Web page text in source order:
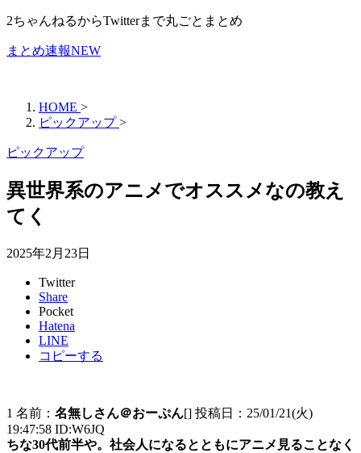
2ちゃんねるからTwitterまで丸ごとまとめ
まとめ速報NEW
HOME >
ピックアップ >
ピックアップ
異世界系のアニメでオススメなの教え
てく
2025年2月23日
Twitter
Share
Pocket
Hatena
LINE
コピーする
1 名前： 名無しさん＠おーぷん[] 投稿日：25/01/21(火)
19:47:58 ID:W6JQ
ちな30代前半や。社会人になるとともにアニメ見ることなく